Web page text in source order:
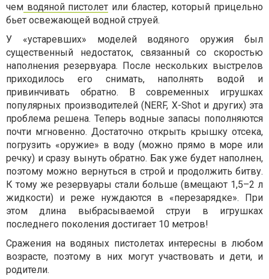
чем водяной пистолет или бластер, который прицельно
бьет освежающей водной струей.
У «устаревших» моделей водяного оружия был
существенный недостаток, связанный со скоростью
наполнения резервуара. После нескольких выстрелов
приходилось его снимать, наполнять водой и
привинчивать обратно. В современных игрушках
популярных производителей (NERF, X-Shot и других) эта
проблема решена. Теперь водные запасы пополняются
почти мгновенно. Достаточно открыть крышку отсека,
погрузить «оружие» в воду (можно прямо в море или
речку) и сразу вынуть обратно. Бак уже будет наполнен,
поэтому можно вернуться в строй и продолжить битву.
К тому же резервуары стали больше (вмещают 1,5–2 л
жидкости) и реже нуждаются в «перезарядке». При
этом длина выбрасываемой струи в игрушках
последнего поколения достигает 10 метров!
Сражения на водяных пистолетах интересны в любом
возрасте, поэтому в них могут участвовать и дети, и
родители.